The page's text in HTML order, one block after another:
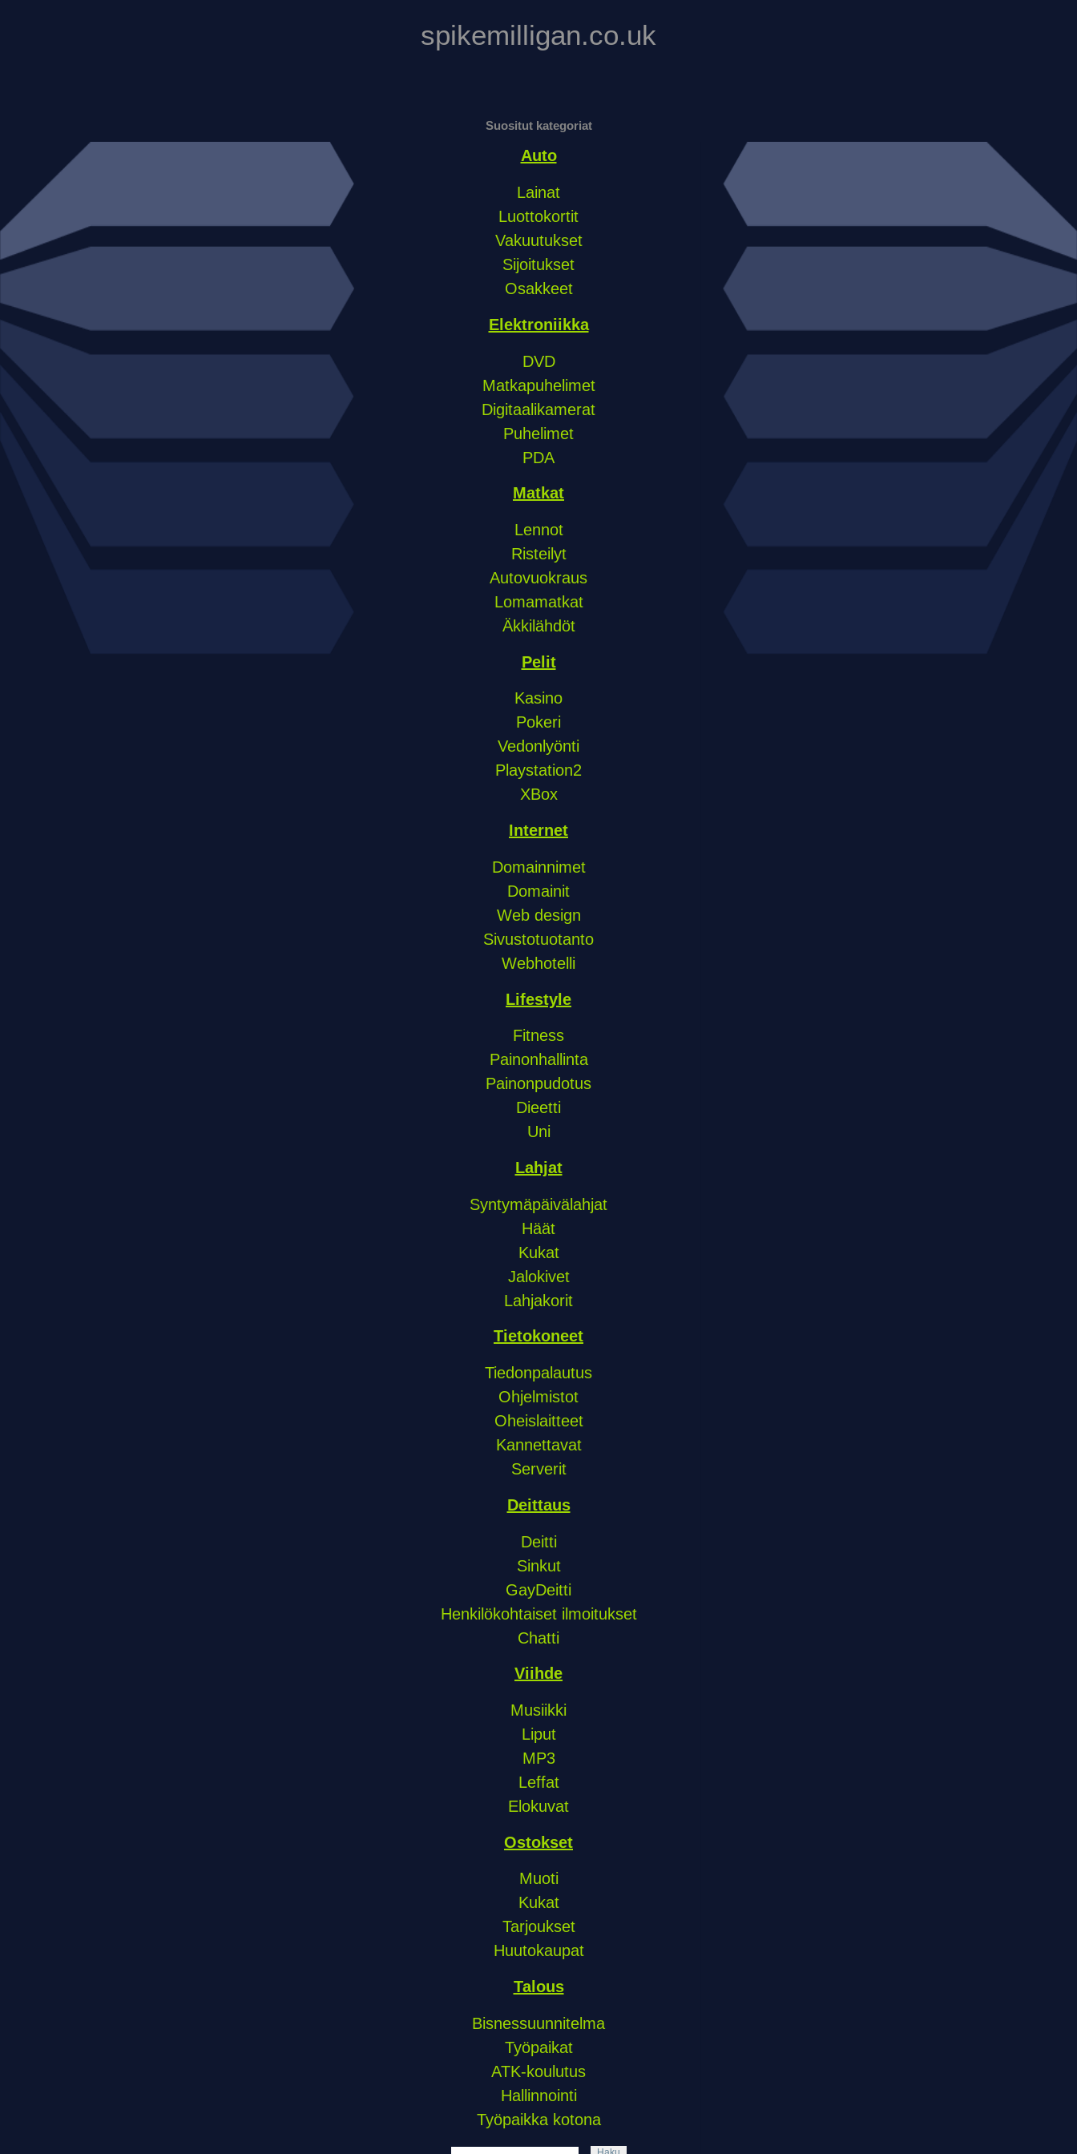
spikemilligan.co.uk
Suositut kategoriat
Auto
Lainat
Luottokortit
Vakuutukset
Sijoitukset
Osakkeet
Elektroniikka
DVD
Matkapuhelimet
Digitaalikamerat
Puhelimet
PDA
Matkat
Lennot
Risteilyt
Autovuokraus
Lomamatkat
Äkkilähdöt
Pelit
Kasino
Pokeri
Vedonlyönti
Playstation2
XBox
Internet
Domainnimet
Domainit
Web design
Sivustotuotanto
Webhotelli
Lifestyle
Fitness
Painonhallinta
Painonpudotus
Dieetti
Uni
Lahjat
Syntymäpäivälahjat
Häät
Kukat
Jalokivet
Lahjakorit
Tietokoneet
Tiedonpalautus
Ohjelmistot
Oheislaitteet
Kannettavat
Serverit
Deittaus
Deitti
Sinkut
GayDeitti
Henkilökohtaiset ilmoitukset
Chatti
Viihde
Musiikki
Liput
MP3
Leffat
Elokuvat
Ostokset
Muoti
Kukat
Tarjoukset
Huutokaupat
Talous
Bisnessuunnitelma
Työpaikat
ATK-koulutus
Hallinnointi
Työpaikka kotona